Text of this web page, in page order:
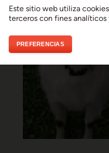
Este sitio web utiliza
terceros con fines
PREFERENCIAS